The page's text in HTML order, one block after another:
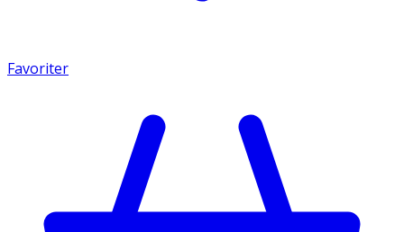
Favoriter